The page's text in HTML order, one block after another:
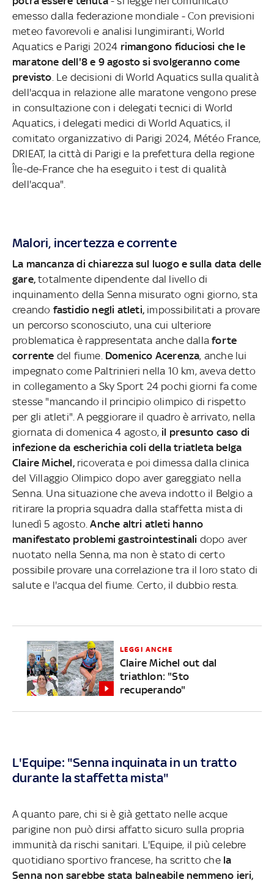
emesso dalla federazione mondiale - Con previsioni
meteo favorevoli e analisi lungimiranti, World
Aquatics e Parigi 2024 rimangono fiduciosi che le
maratone dell'8 e 9 agosto si svolgeranno come
previsto . Le decisioni di World Aquatics sulla qualità
dell'acqua in relazione alle maratone vengono prese
in consultazione con i delegati tecnici di World
Aquatics, i delegati medici di World Aquatics, il
comitato organizzativo di Parigi 2024, Météo France,
DRIEAT, la città di Parigi e la prefettura della regione
Île-de-France che ha eseguito i test di qualità
dell'acqua".
Malori, incertezza e corrente
La mancanza di chiarezza sul luogo e sulla data delle
gare, totalmente dipendente dal livello di
inquinamento della Senna misurato ogni giorno, sta
creando fastidio negli atleti, impossibilitati a provare
un percorso sconosciuto, una cui ulteriore
problematica è rappresentata anche dalla forte
corrente del fiume. Domenico Acerenza, anche lui
impegnato come Paltrinieri nella 10 km, aveva detto
in collegamento a Sky Sport 24 pochi giorni fa come
stesse "mancando il principio olimpico di rispetto
per gli atleti". A peggiorare il quadro è arrivato, nella
giornata di domenica 4 agosto, il presunto caso di
infezione da escherichia coli della triatleta belga
Claire Michel,ricoverata e poi dimessa dalla clinica
del Villaggio Olimpico dopo aver gareggiato nella
Senna. Una situazione che aveva indotto il Belgio a
ritirare la propria squadra dalla staffetta mista di
lunedì 5 agosto.Anche altri atleti hanno
manifestato problemi gastrointestinali dopo aver
nuotato nella Senna, ma non è stato di certo
possibile provare una correlazione tra il loro stato di
salute e l'acqua del fiume. Certo, il dubbio resta.
LEGGI ANCHE
Claire Michel out dal
triathlon: "Sto
recuperando"
L'Equipe: "Senna inquinata in un tratto
durante la staffetta mista"
A quanto pare, chi si è già gettato nelle acque
parigine non può dirsi affatto sicuro sulla propria
immunità da rischi sanitari. L'Equipe, il più celebre
quotidiano sportivo francese, ha scritto che la
Senna non sarebbe stata balneabile nemmeno ieri,